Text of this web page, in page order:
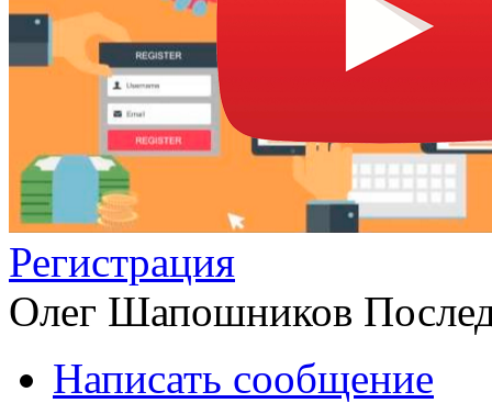
Регистрация
Олег Шапошников
Написать сообщение